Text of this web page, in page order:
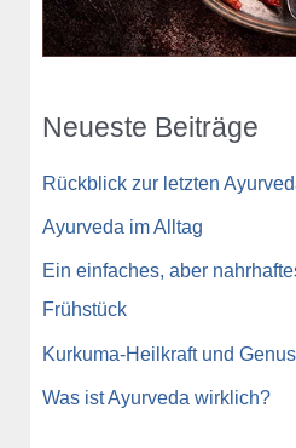
Neueste Beiträge
Rückblick zur letzten
Ayurveda im Alltag
Ein einfaches, aber
Frühstück
Kurkuma-Heilkraft und
Was ist Ayurveda wirklich?